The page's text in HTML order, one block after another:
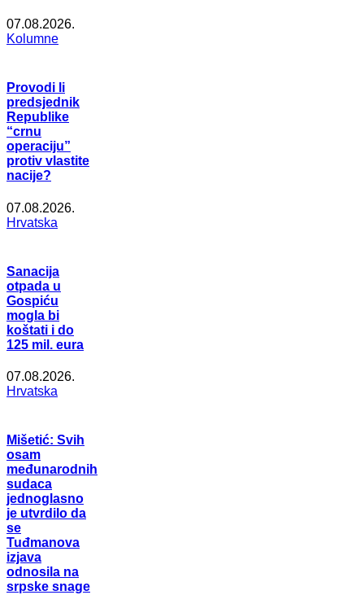
07.08.2026.
Kolumne
Provodi li
predsjednik
Republike
“crnu
operaciju”
protiv vlastite
nacije?
07.08.2026.
Hrvatska
Sanacija
otpada u
Gospiću
mogla bi
koštati i do
125 mil. eura
07.08.2026.
Hrvatska
Mišetić: Svih
osam
međunarodnih
sudaca
jednoglasno
je utvrdilo da
se
Tuđmanova
izjava
odnosila na
srpske snage